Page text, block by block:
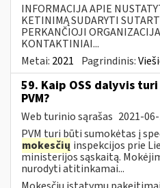
INFORMACIJA APIE
KETINIMĄ SUDARYTI
PERKANČIOJI
KONTAKTINIAI...
Metai: 2021 Pagrindinis:
59. Kaip OSS dalyvis
PVM?
Web turinio sąrašas 2021-
PVM turi būti sumokėtas į
mokesčių inspekcijos prie
ministerijos sąskaitą.
nurodyti atitinkamai...